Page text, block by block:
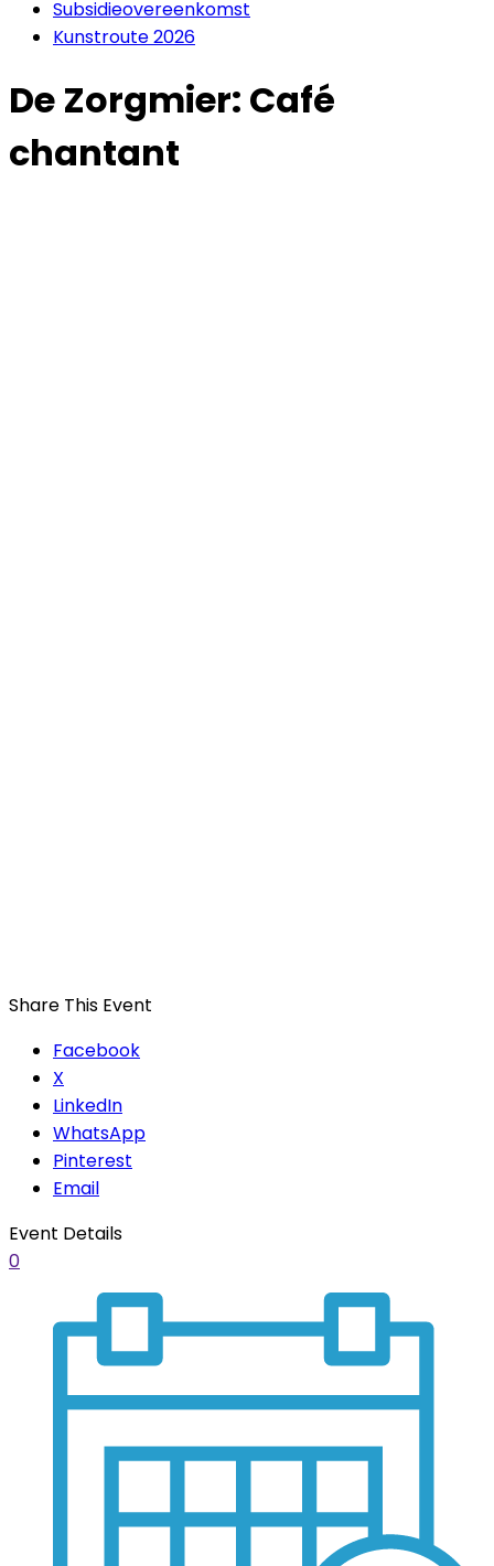
Subsidieovereenkomst
Kunstroute 2026
De Zorgmier: Café
chantant
Share This Event
Facebook
X
LinkedIn
WhatsApp
Pinterest
Email
Event Details
0